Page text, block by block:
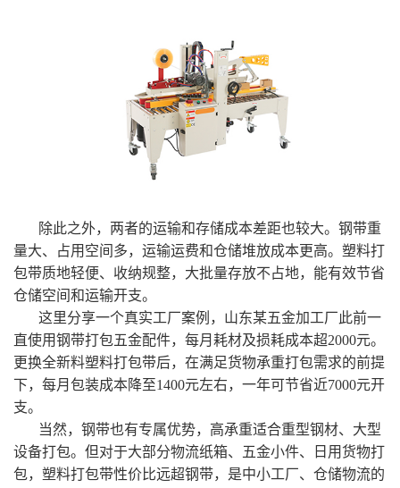
除此之外，两者的运输和存储成本差距也较大。钢带重
量大、占用空间多，运输运费和仓储堆放成本更高。塑料打
包带质地轻便、收纳规整，大批量存放不占地，能有效节省
仓储空间和运输开支。
这里分享一个真实工厂案例，山东某五金加工厂此前一
直使用钢带打包五金配件，每月耗材及损耗成本超2000元。
更换全新料塑料打包带后，在满足货物承重打包需求的前提
下，每月包装成本降至1400元左右，一年可节省近7000元开
支。
当然，钢带也有专属优势，高承重适合重型钢材、大型
设备打包。但对于大部分物流纸箱、五金小件、日用货物打
包，塑料打包带性价比远超钢带，是中小工厂、仓储物流的